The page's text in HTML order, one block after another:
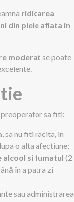
ridicarea
din piele aflata in
moderat se poate
preoperator sa fiti:
, sa nu fiti racita, in
o alta afectiune;
alcool si fumatul (2
în a patra zi
sau administrarea